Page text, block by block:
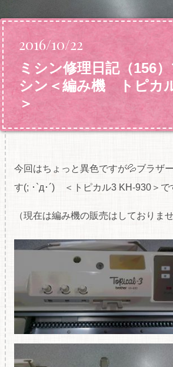
2016/10/22
ミシン修理日記（156
シン＜編み機 トピカ
＞
今回はちょっと異色ですが💦ブラザ
す(; ･`д･´) ＜トピカル3 KH-930＞で
（現在は編み機の販売はしておりま